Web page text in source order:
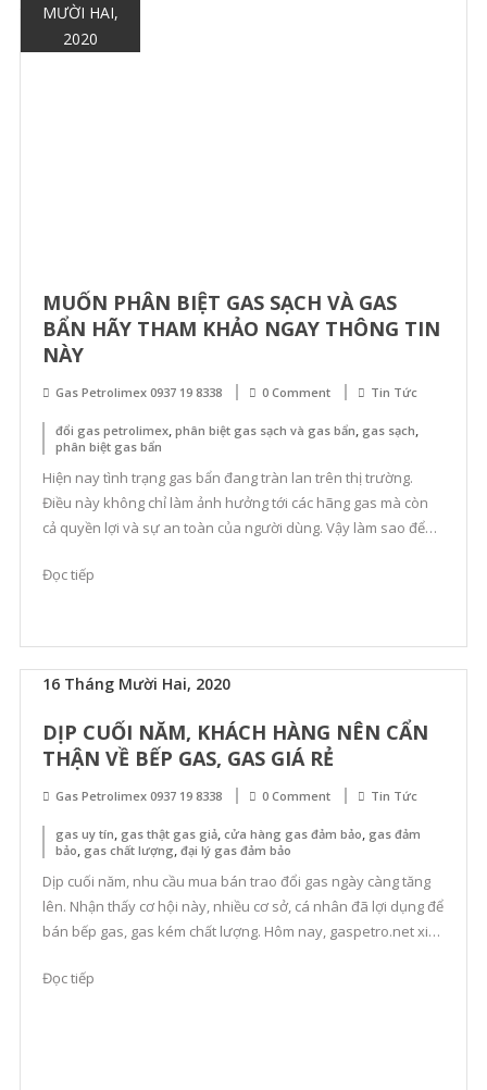
MƯỜI HAI,
2020
MUỐN PHÂN BIỆT GAS SẠCH VÀ GAS
BẨN HÃY THAM KHẢO NGAY THÔNG TIN
NÀY
Gas Petrolimex 0937 19 8338 0 Comment Tin Tức
đổi gas petrolimex, phân biệt gas sạch và gas bẩn, gas sạch,
phân biệt gas bẩn
Hiện nay tình trạng gas bẩn đang tràn lan trên thị trường.
Điều này không chỉ làm ảnh hưởng tới các hãng gas mà còn
cả quyền lợi và sự an toàn của người dùng. Vậy làm sao để
bẩn hãy […]
Đọc tiếp
16 Tháng Mười Hai, 2020
DỊP CUỐI NĂM, KHÁCH HÀNG NÊN CẨN
THẬN VỀ BẾP GAS, GAS GIÁ RẺ
Gas Petrolimex 0937 19 8338 0 Comment Tin Tức
gas uy tín, gas thật gas giả, cửa hàng gas đảm bảo, gas đảm
bảo, gas chất lượng, đại lý gas đảm bảo
Dịp cuối năm, nhu cầu mua bán trao đổi gas ngày càng tăng
lên. Nhận thấy cơ hội này, nhiều cơ sở, cá nhân đã lợi dụng để
bán bếp gas, gas kém chất lượng. Hôm nay, gaspetro.net xin
lựa chọn gas, […]
Đọc tiếp